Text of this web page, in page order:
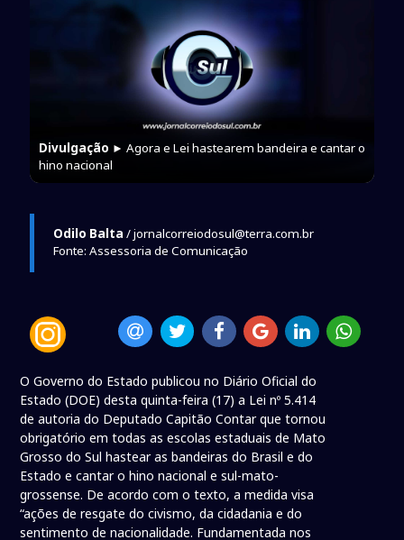
Divulgação ► Agora e Lei hastearem bandeira e cantar o
hino nacional
Odilo Balta / jornalcorreiodosul@terra.com.br
Fonte: Assessoria de Comunicação
O Governo do Estado publicou no Diário Oficial do
Estado (DOE) desta quinta-feira (17) a Lei nº 5.414
de autoria do Deputado Capitão Contar que tornou
obrigatório em todas as escolas estaduais de Mato
Grosso do Sul hastear as bandeiras do Brasil e do
Estado e cantar o hino nacional e sul-mato-
grossense. De acordo com o texto, a medida visa
“ações de resgate do civismo, da cidadania e do
sentimento de nacionalidade. Fundamentada nos